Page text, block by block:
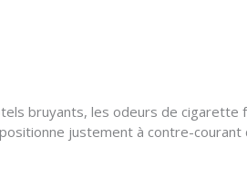
bruyants, les odeurs de cigarette
justement à contre-courant